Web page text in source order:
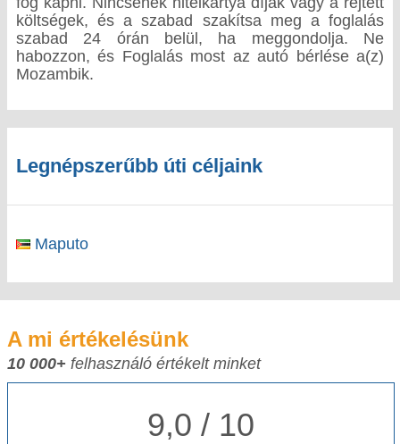
költségek, és a szabad szakítsa meg a foglalás
szabad 24 órán belül, ha meggondolja. Ne
habozzon, és Foglalás most az autó bérlése a(z)
Mozambik.
Legnépszerűbb úti céljaink
Maputo
A mi értékelésünk
10 000+ felhasználó értékelt minket
9,0 / 10